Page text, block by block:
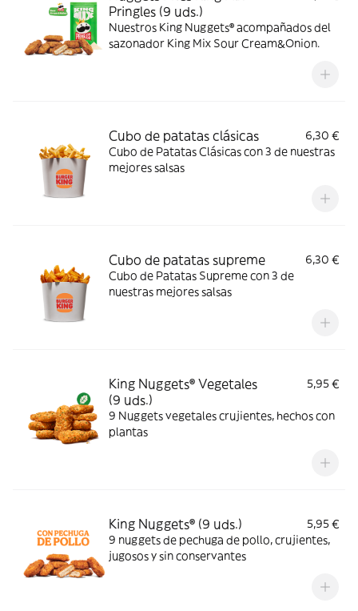
Pringles (9 uds.)
Nuestros King Nuggets® acompañados del
sazonador King Mix Sour Cream&Onion.
Cubo de patatas clásicas
6,30 €
Cubo de Patatas Clásicas con 3 de nuestras
mejores salsas
Cubo de patatas supreme
6,30 €
Cubo de Patatas Supreme con 3 de
nuestras mejores salsas
King Nuggets® Vegetales
(9 uds.)
5,95 €
9 Nuggets vegetales crujientes, hechos con
plantas
King Nuggets® (9 uds.)
5,95 €
9 nuggets de pechuga de pollo, crujientes,
jugosos y sin conservantes